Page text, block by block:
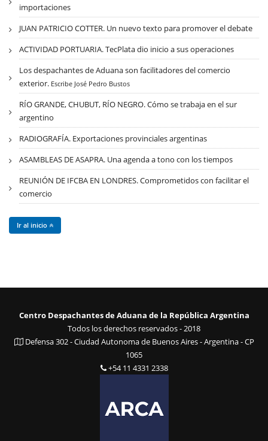
importaciones
JUAN PATRICIO COTTER. Un nuevo texto para promover el debate
ACTIVIDAD PORTUARIA. TecPlata dio inicio a sus operaciones
Los despachantes de Aduana son facilitadores del comercio
exterior. Escribe José Pedro Bustos
RÍO GRANDE, CHUBUT, RÍO NEGRO. Cómo se trabaja en el sur
argentino
RADIOGRAFÍA. Exportaciones provinciales argentinas
ASAMBLEAS DE ASAPRA. Una agenda a tono con los tiempos
REUNIÓN DE IFCBA EN LONDRES. Comprometidos con facilitar el
comercio
Ir al inicio
Centro Despachantes de Aduana de la República Argentina
Todos los derechos reservados - 2018
Defensa 302 - Ciudad Autonoma de Buenos Aires - Argentina - CP
1065
+54 11 4331 2338